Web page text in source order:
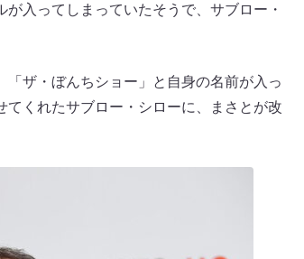
入ってしまっていたそうで、サブロー・
ザ・ぼんちショー」と自身の名前が入っ
くれたサブロー・シローに、まさとが改